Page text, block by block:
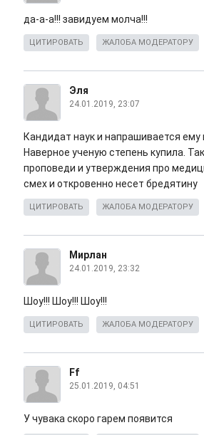
да-а-а!!! завидуем молча!!!
ЦИТИРОВАТЬ ЖАЛОБА МОДЕРАТОРУ
Эля
24.01.2019, 23:07
Кандидат наук и напрашивается
Наверное ученую степень купила.
проповеди и утверждения про
смех и откровенно несет бредятину
ЦИТИРОВАТЬ ЖАЛОБА МОДЕРАТОРУ
Мирлан
24.01.2019, 23:32
Шоу!!! Шоу!!! Шоу!!!
ЦИТИРОВАТЬ ЖАЛОБА МОДЕРАТОРУ
Ff
25.01.2019, 04:51
У чувака скоро гарем появится